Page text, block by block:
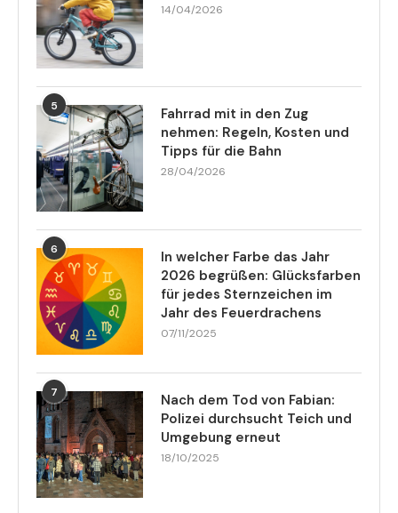
14/04/2026
5
Fahrrad mit in den Zug
nehmen: Regeln, Kosten und
Tipps für die Bahn
28/04/2026
6
In welcher Farbe das Jahr
2026 begrüßen: Glücksfarben
für jedes Sternzeichen im
Jahr des Feuerdrachens
07/11/2025
7
Nach dem Tod von Fabian:
Polizei durchsucht Teich und
Umgebung erneut
18/10/2025